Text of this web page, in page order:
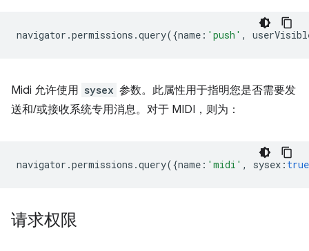
navigator .permissions .query({name : 'push' ,
Midi 允许使用 sysex 参数。此属性用于指明您是否需要发
送和/或接收系统专用消息。对于 MIDI，则为：
navigator .permissions .query({name : 'midi' , sysex : true
请求权限